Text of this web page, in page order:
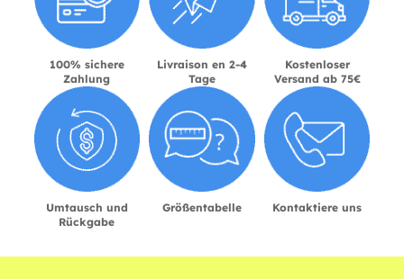
100% sichere
Zahlung
Livraison en 2-4
Tage
Kostenloser
Versand ab 75€
Umtausch und
Rückgabe
Größentabelle Kontaktiere uns